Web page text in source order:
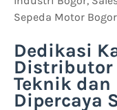
Sepeda Motor
Dedikasi
Distributor
Teknik
Dipercaya